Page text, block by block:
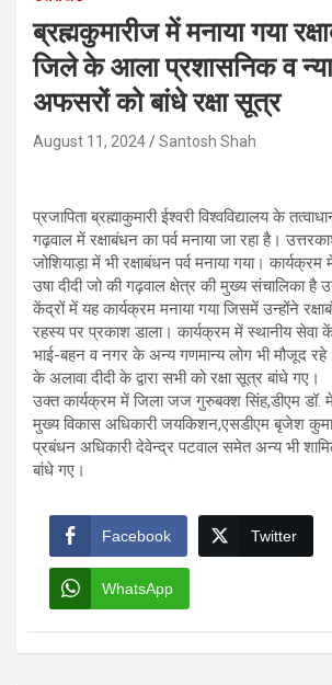
ब्रह्मकुमारीज में मनाया गया
जिले के आला प्रशासनिक व
अफसरों को बांधे रक्षा सूत्र
August 11, 2024 Santosh Shah
प्रजापिता ब्रह्माकुमारी ईश्वरी विश्वविद्यालय के
गढ़वाल में रक्षाबंधन का पर्व मनाया जा रहा है।
जोशियाड़ा में भी रक्षाबंधन पर्व मनाया गया। कार्यक्रम
उषा दीदी जो की गढ़वाल क्षेत्र की मुख्य संचालिका है
केंद्रों में यह कार्यक्रम मनाया गया जिसमें उन्होंने
रहस्य पर प्रकाश डाला। कार्यक्रम में स्थानीय
भाई-बहन व नगर के अन्य गणमान्य लोग भी मौजूद रहे।
के अलावा दीदी के द्वारा सभी को रक्षा सूत्र बांधे गए।
उक्त कार्यक्रम में जिला जज गुरुबक्श सिंह,डीएम डॉ.
मुख्य विकास अधिकारी जयकिशन,एसडीएम बृजेश
प्रबंधन अधिकारी देवेन्द्र पटवाल समेत अन्य भी
बांधे गए।
Facebook Twitter
WhatsApp